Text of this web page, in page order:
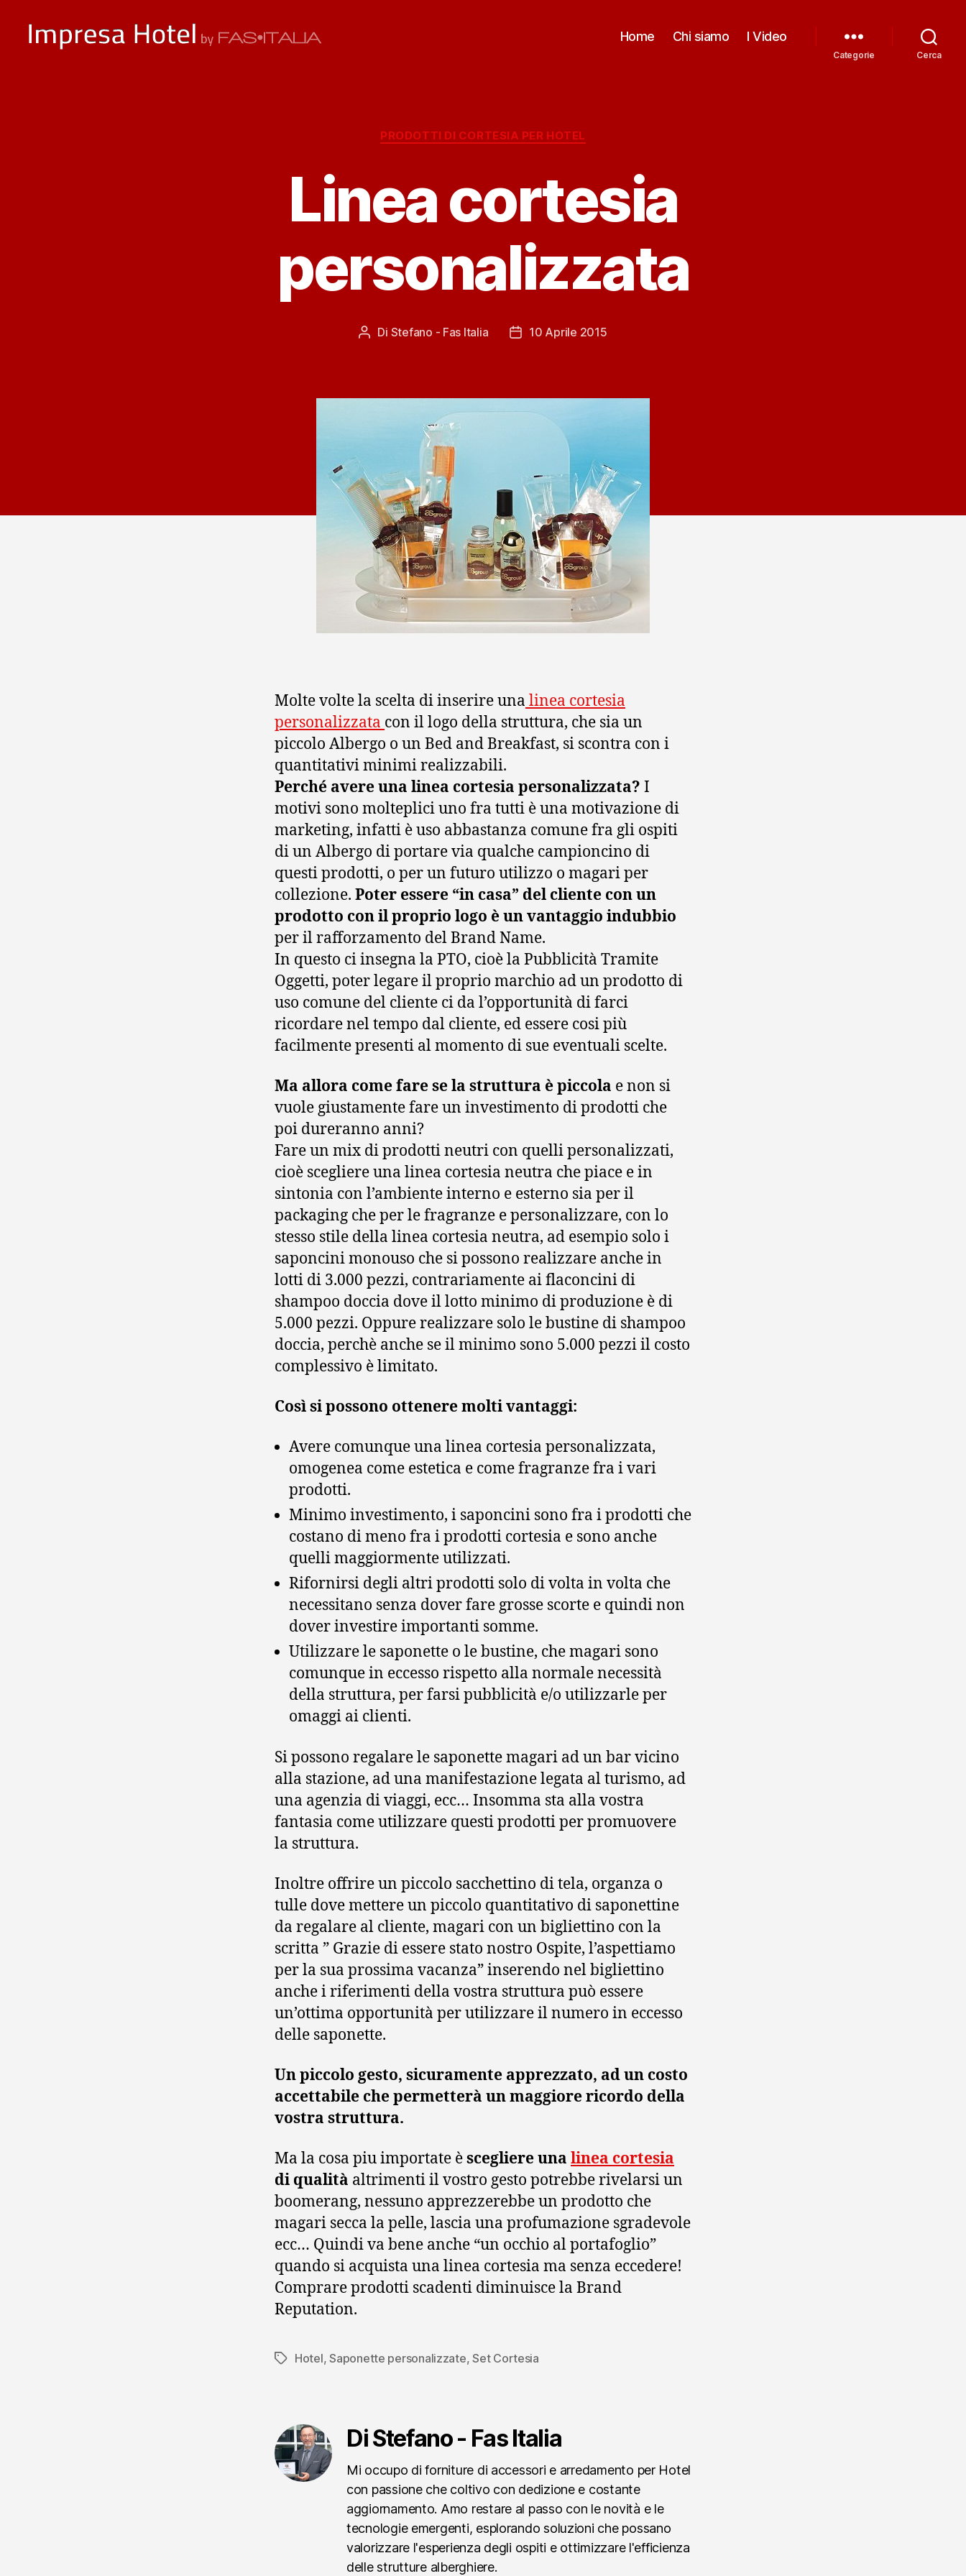
Home Chi siamo I Video
Categorie Cerca
Categorie
PRODOTTI DI CORTESIA PER HOTEL
Linea cortesia
personalizzata
Autore
Di Stefano - Fas Italia
Data10 Aprile 2015
Molte volte la scelta di inserire una linea cortesia
personalizzata con il logo della struttura, che sia un
piccolo Albergo o un Bed and Breakfast, si scontra con i
quantitativi minimi realizzabili.
Perché avere una linea cortesia personalizzata? I
motivi sono molteplici uno fra tutti è una motivazione di
marketing, infatti è uso abbastanza comune fra gli ospiti
di un Albergo di portare via qualche campioncino di
questi prodotti, o per un futuro utilizzo o magari per
collezione. Poter essere “in casa” del cliente con un
prodotto con il proprio logo è un vantaggio indubbio
per il rafforzamento del Brand Name.
In questo ci insegna la PTO, cioè la Pubblicità Tramite
Oggetti, poter legare il proprio marchio ad un prodotto di
uso comune del cliente ci da l’opportunità di farci
ricordare nel tempo dal cliente, ed essere cosi più
facilmente presenti al momento di sue eventuali scelte.
Ma allora come fare se la struttura è piccola e non si
vuole giustamente fare un investimento di prodotti che
poi dureranno anni?
Fare un mix di prodotti neutri con quelli personalizzati,
cioè scegliere una linea cortesia neutra che piace e in
sintonia con l’ambiente interno e esterno sia per il
packaging che per le fragranze e personalizzare, con lo
stesso stile della linea cortesia neutra, ad esempio solo i
saponcini monouso che si possono realizzare anche in
lotti di 3.000 pezzi, contrariamente ai flaconcini di
shampoo doccia dove il lotto minimo di produzione è di
5.000 pezzi. Oppure realizzare solo le bustine di shampoo
doccia, perchè anche se il minimo sono 5.000 pezzi il costo
complessivo è limitato.
Così si possono ottenere molti vantaggi:
Avere comunque una linea cortesia personalizzata,
omogenea come estetica e come fragranze fra i vari
prodotti.
Minimo investimento, i saponcini sono fra i prodotti che
costano di meno fra i prodotti cortesia e sono anche
quelli maggiormente utilizzati.
Rifornirsi degli altri prodotti solo di volta in volta che
necessitano senza dover fare grosse scorte e quindi non
dover investire importanti somme.
Utilizzare le saponette o le bustine, che magari sono
comunque in eccesso rispetto alla normale necessità
della struttura, per farsi pubblicità e/o utilizzarle per
omaggi ai clienti.
Si possono regalare le saponette magari ad un bar vicino
alla stazione, ad una manifestazione legata al turismo, ad
una agenzia di viaggi, ecc… Insomma sta alla vostra
fantasia come utilizzare questi prodotti per promuovere
la struttura.
Inoltre offrire un piccolo sacchettino di tela, organza o
tulle dove mettere un piccolo quantitativo di saponettine
da regalare al cliente, magari con un bigliettino con la
scritta ” Grazie di essere stato nostro Ospite, l’aspettiamo
per la sua prossima vacanza” inserendo nel bigliettino
anche i riferimenti della vostra struttura può essere
un’ottima opportunità per utilizzare il numero in eccesso
delle saponette.
Un piccolo gesto, sicuramente apprezzato, ad un costo
accettabile che permetterà un maggiore ricordo della
vostra struttura.
Ma la cosa piu importate èscegliere una linea cortesia
di qualità altrimenti il vostro gesto potrebbe rivelarsi un
boomerang, nessuno apprezzerebbe un prodotto che
magari secca la pelle, lascia una profumazione sgradevole
ecc… Quindi va bene anche “un occhio al portafoglio”
quando si acquista una linea cortesia ma senza eccedere!
Comprare prodotti scadenti diminuisce la Brand
Reputation.
Tag Hotel,Saponette personalizzate,Set Cortesia
Di Stefano - Fas Italia
Mi occupo di forniture di accessori e arredamento per Hotel
con passione che coltivo con dedizione e costante
aggiornamento. Amo restare al passo con le novità e le
tecnologie emergenti, esplorando soluzioni che possano
valorizzare l'esperienza degli ospiti e ottimizzare l'efficienza
delle strutture alberghiere.